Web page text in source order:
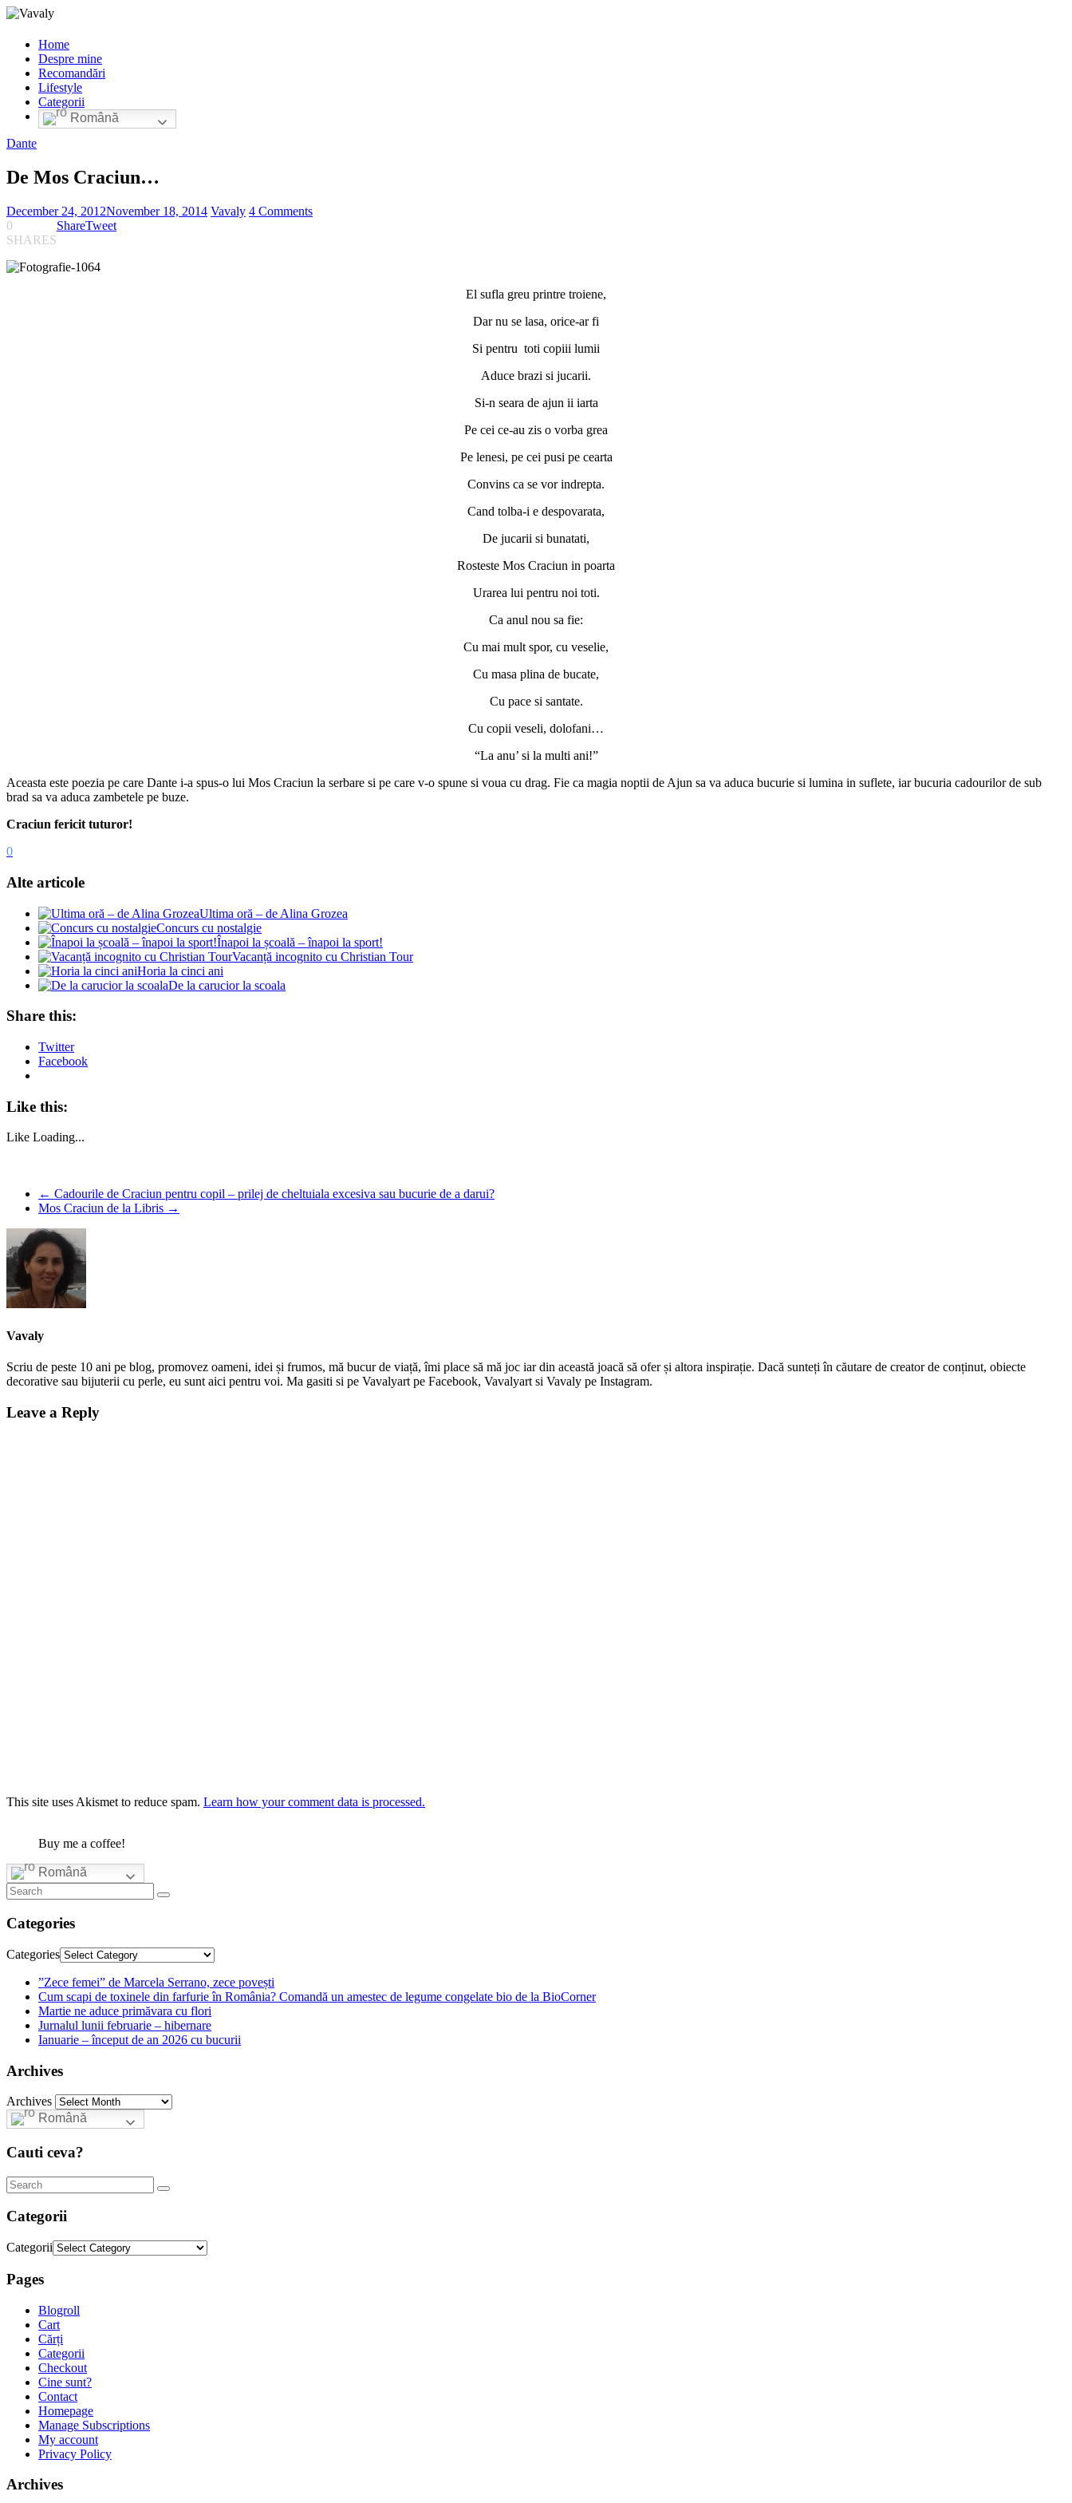
Home
Despre mine
Recomandări
Lifestyle
Categorii
Română
Dante
De Mos Craciun…
December 24, 2012November 18, 2014 Vavaly 4 Comments
0
SHARES
ShareTweet
El sufla greu printre troiene,
Dar nu se lasa, orice-ar fi
Si pentru toti copiii lumii
Aduce brazi si jucarii.
Si-n seara de ajun ii iarta
Pe cei ce-au zis o vorba grea
Pe lenesi, pe cei pusi pe cearta
Convins ca se vor indrepta.
Cand tolba-i e despovarata,
De jucarii si bunatati,
Rosteste Mos Craciun in poarta
Urarea lui pentru noi toti.
Ca anul nou sa fie:
Cu mai mult spor, cu veselie,
Cu masa plina de bucate,
Cu pace si santate.
Cu copii veseli, dolofani…
“La anu’ si la multi ani!”
Aceasta este poezia pe care Dante i-a spus-o lui Mos Craciun la serbare si pe care v-o spune si voua cu drag. Fie ca magia noptii de Ajun sa va aduca bucurie si lumina in suflete, iar bucuria cadourilor de sub
brad sa va aduca zambetele pe buze.
Craciun fericit tuturor!
0
Alte articole
Ultima oră – de Alina Grozea
Concurs cu nostalgie
Înapoi la școală – înapoi la sport!
Vacanță incognito cu Christian Tour
Horia la cinci ani
De la carucior la scoala
Share this:
Twitter
Facebook
Like this:
Like Loading...
← Cadourile de Craciun pentru copil – prilej de cheltuiala excesiva sau bucurie de a darui?
Mos Craciun de la Libris →
Vavaly
Scriu de peste 10 ani pe blog, promovez oameni, idei și frumos, mă bucur de viață, îmi place să mă joc iar din această joacă să ofer și altora inspirație. Dacă sunteți în căutare de creator de conținut, obiecte
decorative sau bijuterii cu perle, eu sunt aici pentru voi. Ma gasiti si pe Vavalyart pe Facebook, Vavalyart si Vavaly pe Instagram.
Leave a Reply
This site uses Akismet to reduce spam. Learn how your comment data is processed.
Buy me a coffee!
Română
Categories
Categories
”Zece femei” de Marcela Serrano, zece povești
Cum scapi de toxinele din farfurie în România? Comandă un amestec de legume congelate bio de la BioCorner
Martie ne aduce primăvara cu flori
Jurnalul lunii februarie – hibernare
Ianuarie – început de an 2026 cu bucurii
Archives
Archives
Română
Cauti ceva?
Categorii
Categorii
Pages
Blogroll
Cart
Cărți
Categorii
Checkout
Cine sunt?
Contact
Homepage
Manage Subscriptions
My account
Privacy Policy
Archives